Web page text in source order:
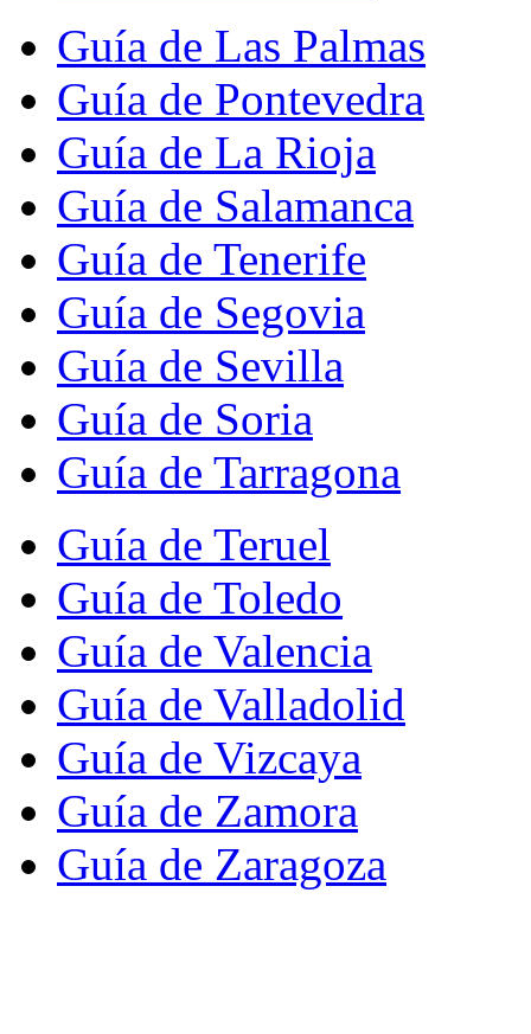
Guía de Las Palmas
Guía de Pontevedra
Guía de La Rioja
Guía de Salamanca
Guía de Tenerife
Guía de Segovia
Guía de Sevilla
Guía de Soria
Guía de Tarragona
Guía de Teruel
Guía de Toledo
Guía de Valencia
Guía de Valladolid
Guía de Vizcaya
Guía de Zamora
Guía de Zaragoza